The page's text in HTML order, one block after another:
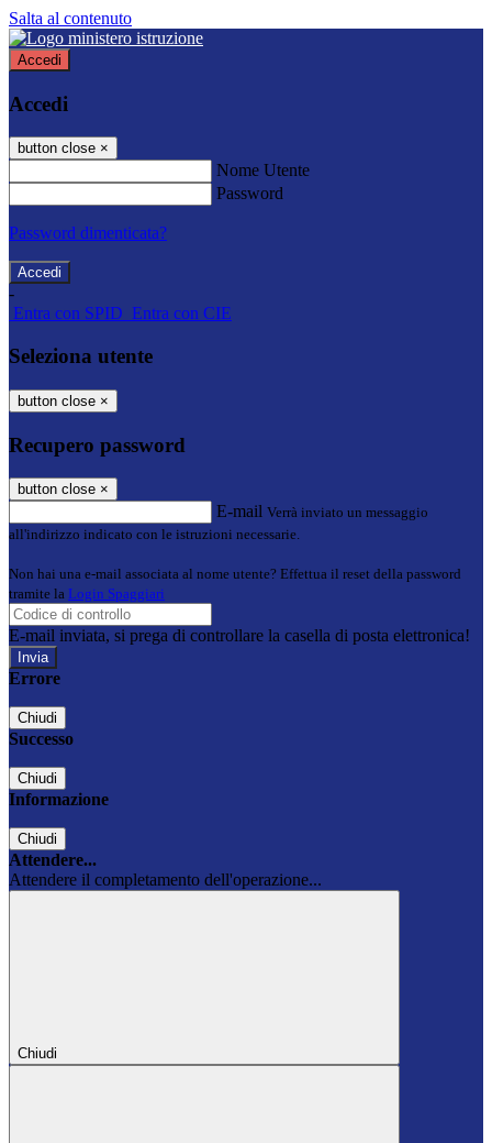
Salta al contenuto
Accedi
Accedi
button close ×
Nome Utente
Password
Password dimenticata?
-
Entra con SPID Entra con CIE
Seleziona utente
button close ×
Recupero password
button close ×
E-mail Verrà inviato un messaggio
all'indirizzo indicato con le istruzioni necessarie.
Non hai una e-mail associata al nome utente? Effettua il reset della password
tramite la Login Spaggiari
E-mail inviata, si prega di controllare la casella di posta elettronica!
Errore
Chiudi
Successo
Chiudi
Informazione
Chiudi
Attendere...
Attendere il completamento dell'operazione...
Chiudi